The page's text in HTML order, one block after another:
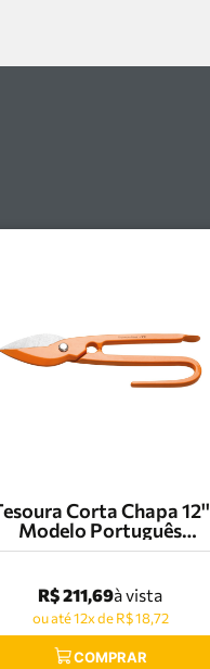
Corta Chapa 12''
Modelo Português
Tramontina Pro -
R$ 211,69à vista
ou até 12x de R$ 18,72
COMPRAR